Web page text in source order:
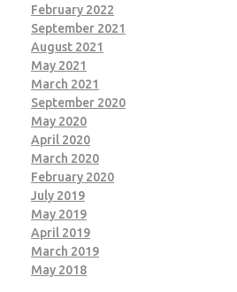
February 2022
September 2021
August 2021
May 2021
March 2021
September 2020
May 2020
April 2020
March 2020
February 2020
July 2019
May 2019
April 2019
March 2019
May 2018